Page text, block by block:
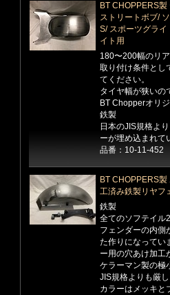
BT CHOPPERS
ストリートボブ/
S/ スポーツグラ
イト用
180〜200幅のリ
取り付け条件とし
てください。
タイヤ幅が狭いの
BT Chopperオリ
鉄製
日本のJIS規格よ
ーが埋め込まれて
品番：10-11-452
BT CHOPPERS
工済み鉄製リヤフ
鉄製
全てのソフテイル
フェンダーの内側
た作りになってい
ー用の穴あけ加工
ケラーマン製の極
JIS規格よりも厳
カラーはメッキと